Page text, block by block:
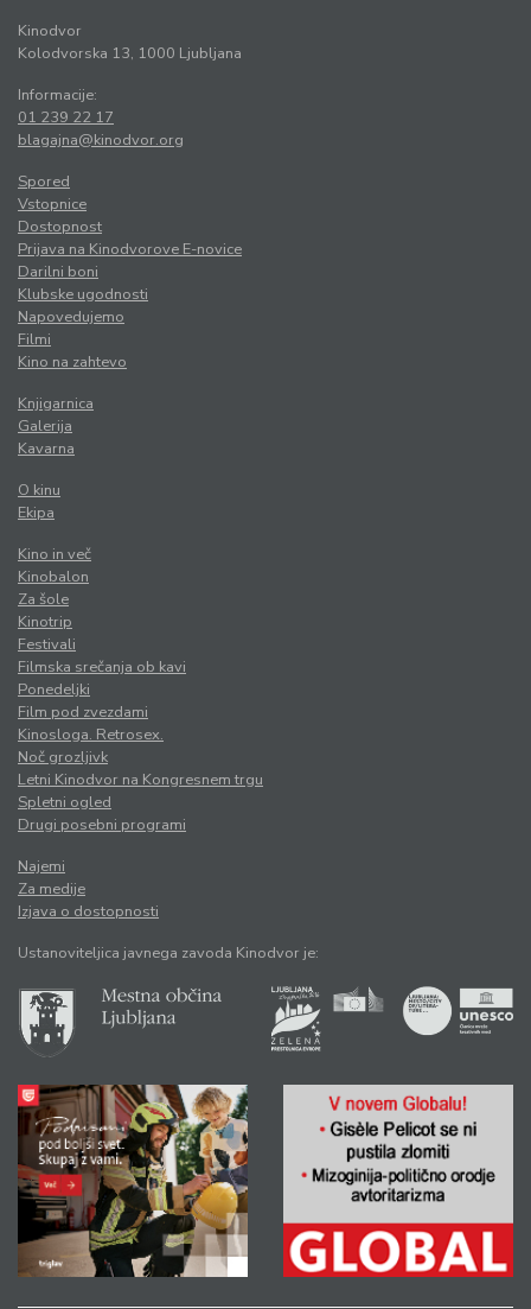
Kinodvor
Kolodvorska 13, 1000 Ljubljana
Informacije:
01 239 22 17
blagajna@kinodvor.org
Spored
Vstopnice
Dostopnost
Prijava na Kinodvorove E-novice
Darilni boni
Klubske ugodnosti
Napovedujemo
Filmi
Kino na zahtevo
Knjigarnica
Galerija
Kavarna
O kinu
Ekipa
Kino in več
Kinobalon
Za šole
Kinotrip
Festivali
Filmska srečanja ob kavi
Ponedeljki
Film pod zvezdami
Kinosloga. Retrosex.
Noč grozljivk
Letni Kinodvor na Kongresnem trgu
Spletni ogled
Drugi posebni programi
Najemi
Za medije
Izjava o dostopnosti
Ustanoviteljica javnega zavoda Kinodvor je: